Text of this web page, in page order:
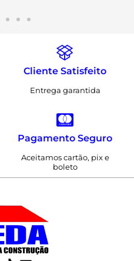
Cliente Satisfeito
Entrega garantida
Pagamento Seguro
Aceitamos cartão, pix e
boleto